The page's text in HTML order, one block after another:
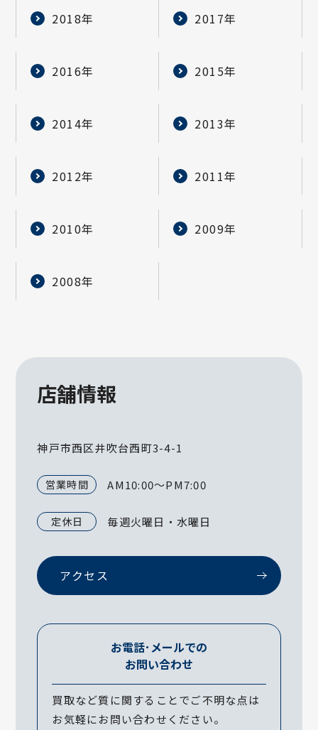
2018年 2017年
2016年 2015年
2014年 2013年
2012年 2011年
2010年 2009年
2008年
店舗情報
神戸市西区井吹台西町3-4-1
営業時間 AM10:00～PM7:00
定休日 毎週火曜日・水曜日
アクセス
お電話･メールでの
お問い合わせ
買取など質に関することでご不明な点は
お気軽にお問い合わせください。